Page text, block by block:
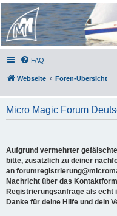
Micro Magic Forum
Deutschland
FAQ
Webseite Foren-Übersicht
Micro Magic Forum
Aufgrund vermehrter
bitte, zusätzlich zu deiner
an
Nachricht über das
Registrierungsanfrage als echt
Danke für deine Hilfe und dein